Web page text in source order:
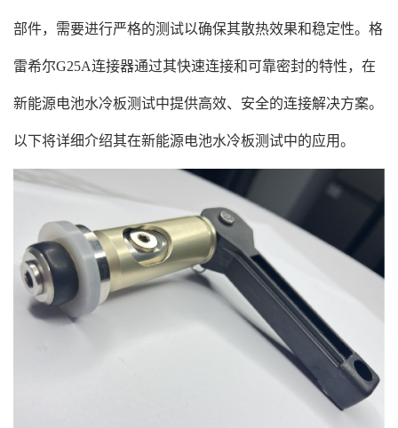
部件，需要进行严格的测试以确保其散热效果和稳定性。格
雷希尔G25A连接器通过其快速连接和可靠密封的特性，在
新能源电池水冷板测试中提供高效、安全的连接解决方案。
以下将详细介绍其在新能源电池水冷板测试中的应用。